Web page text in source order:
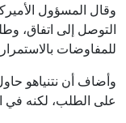
وقال المسؤول
التوصل إلى اتفاق،
للمفاوضات
وأضاف أن نتنياهو
على الطلب، لكنه في